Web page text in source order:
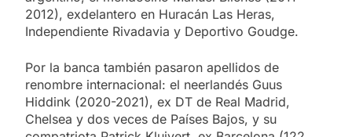
2012), exdelantero en Huracán Las Heras,
Independiente Rivadavia y Deportivo Goudge.
Por la banca también pasaron apellidos de
renombre internacional: el neerlandés Guus
Hiddink (2020-2021), ex DT de Real Madrid,
Chelsea y dos veces de Países Bajos, y su